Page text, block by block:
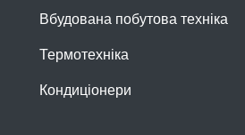
Вбудована побутова техніка
Термотехніка
Кондиціонери